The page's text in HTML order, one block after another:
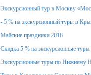
Экскурсионный тур в Москву
- 5 % на экскурсионный туры в
Майские праздники 2018
Скидка 5 % на экскурсионные
Экскурсионные туры по Нижнему